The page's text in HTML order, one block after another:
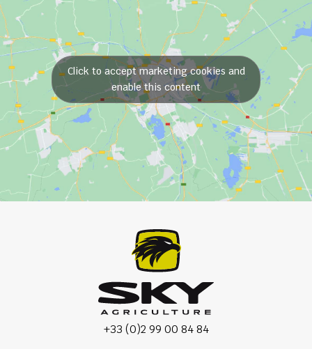
Click to accept marketing cookies and
enable this content
+33 (0)2 99 00 84 84